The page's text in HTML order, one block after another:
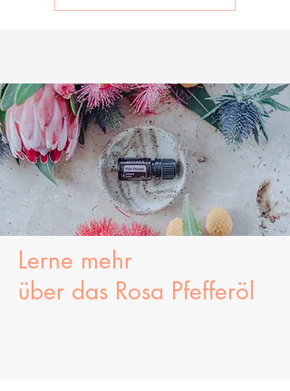
Lerne mehr
über das Rosa Pfefferöl